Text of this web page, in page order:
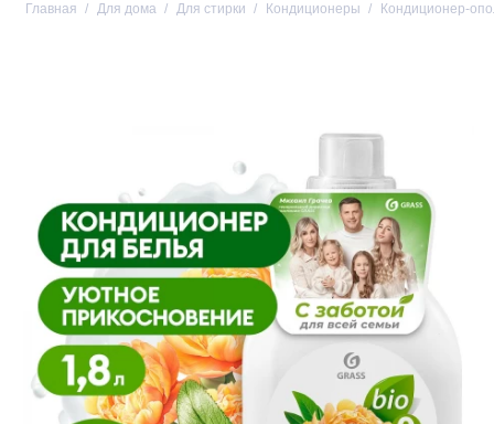
Главная Для дома Для стирки Кондиционеры Кондиционер-